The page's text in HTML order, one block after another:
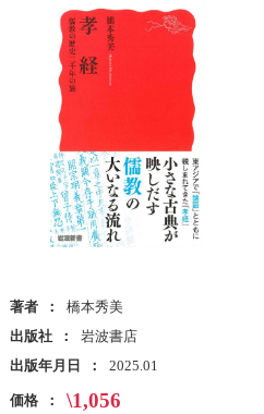
著者
橋本秀美
出版社
岩波書店
出版年月日
2025.01
価格 \1,056